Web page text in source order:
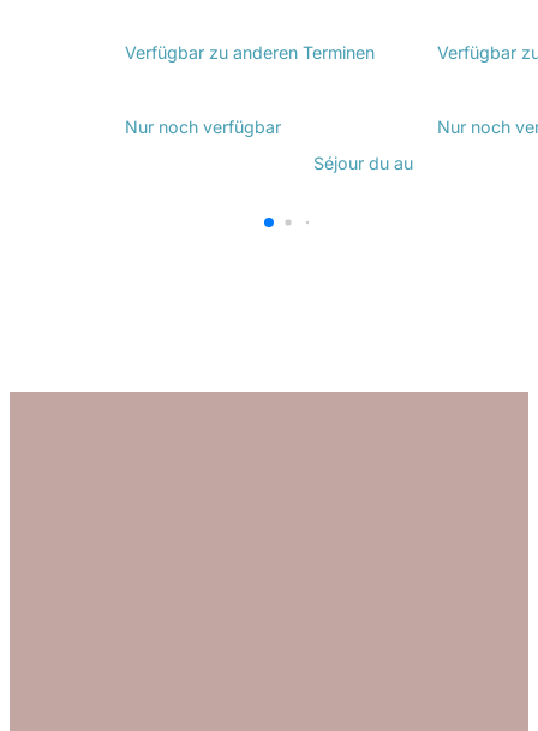
Verfügbar zu anderen Terminen
Nur noch verfügbar
Séjour du au
Verfügbar
Nur noch